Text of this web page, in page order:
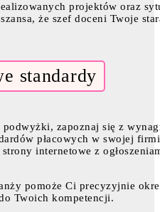
projektów oraz
że szef doceni Twoje
standardy
zapoznaj się z
płacowych w swojej
internetowe z
pomoże Ci precyzyjnie
Twoich kompetencji.